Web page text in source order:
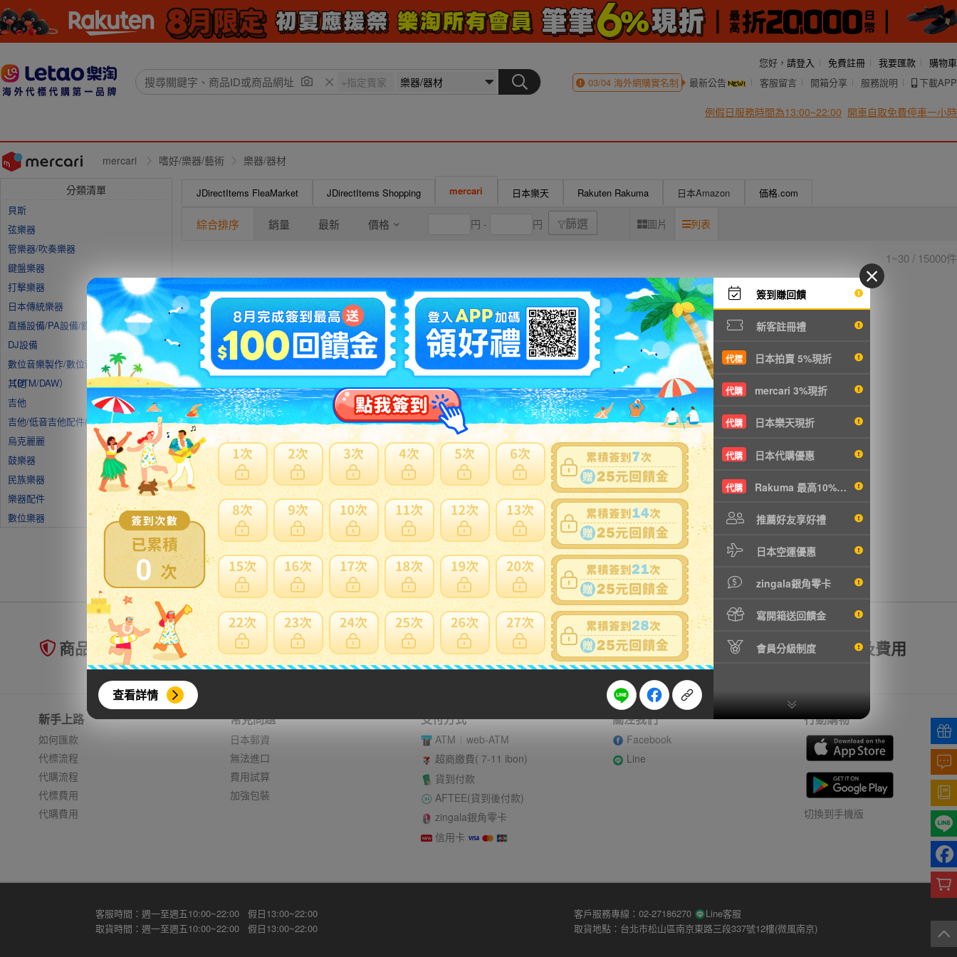
0
查看詳情
簽到賺回饋
新客註冊禮
代標 日本拍賣 5%現折
代購 mercari 3%現折
代購 日本樂天現折
代購 日本代購優惠
代購 Rakuma 最高10%現折
推薦好友享好禮
日本空運優惠
zingala銀角零卡
寫開箱送回饋金
會員分級制度
您好， 請登入 免費註冊 我要匯款
購物車
03/04海外網購實名制 最新公告 客服留言 開箱分享 服務說明 下載APP
例假日服務時間為13:00~22:00 開車自取免費停車一小時
mercari 嗜好/樂器/藝術 樂器/器材
分類清單
貝斯
弦樂器
管樂器/吹奏樂器
鍵盤樂器
打擊樂器
日本傳統樂器
直播設備/PA設備/錄音設備
DJ設備
數位音樂製作/數位音頻工作站
（DTM/DAW）
其他
吉他
吉他/低音吉他配件/附件
烏克麗麗
鼓樂器
民族樂器
樂器配件
數位樂器
JDirectItems FleaMarket JDirectItems Shopping mercari 日本樂天 Rakuten Rakuma 日本Amazon 価格.com
綜合排序 銷量 最新 價格 円 - 円 篩選 圖片 列表
1~30 / 15000件
1~30件 / 15,000件 1 2 3 4 5 6 7 8 9 10 ... 下一頁 > 跳至 頁
商品未到貨全額理賠 賣家寄錯全額處理 運送損壞全額理賠 全透明資訊及費用
新手上路
如何匯款
代標流程
代購流程
代標費用
代購費用
常見問題
日本郵資
無法進口
費用試算
加強包裝
支付方式
ATM
web-ATM
超商繳費( 7-11 ibon)
貨到付款
AFTEE(貨到後付款)
zingala銀角零卡
信用卡
關注我們
Facebook
Line
行動購物
切換到手機版
客服時間：週一至週五10:00~22:00 假日13:00~22:00
取貨時間：週一至週五10:00~22:00 假日13:00~22:00
客戶服務專線：02-27186270
Line客服
取貨地點：台北市松山區南京東路三段337號12樓(微風南京)